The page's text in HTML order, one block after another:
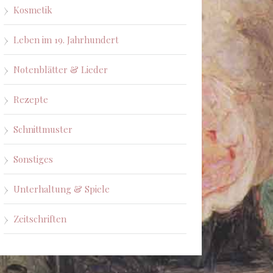
Kosmetik
Leben im 19. Jahrhundert
Notenblätter & Lieder
Rezepte
Schnittmuster
Sonstiges
Unterhaltung & Spiele
Zeitschriften